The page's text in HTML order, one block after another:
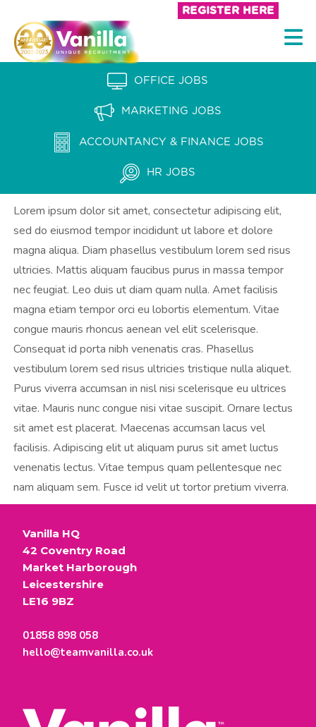
REGISTER HERE
n
l
a
e
c
r
t
m
e
n
t
OFFICE JOBS
MARKETING JOBS
ACCOUNTANCY & FINANCE JOBS
HR JOBS
Lorem ipsum dolor sit amet, consectetur adipiscing elit,
sed do eiusmod tempor incididunt ut labore et dolore
magna aliqua. Diam phasellus vestibulum lorem sed risus
ultricies. Mattis aliquam faucibus purus in massa tempor
nec feugiat. Leo duis ut diam quam nulla. Amet facilisis
magna etiam tempor orci eu lobortis elementum. Vitae
congue mauris rhoncus aenean vel elit scelerisque.
Consequat id porta nibh venenatis cras. Phasellus
vestibulum lorem sed risus ultricies tristique nulla aliquet.
Purus viverra accumsan in nisl nisi scelerisque eu ultrices
vitae. Mauris nunc congue nisi vitae suscipit. Ornare lectus
sit amet est placerat. Maecenas accumsan lacus vel
facilisis. Adipiscing elit ut aliquam purus sit amet luctus
venenatis lectus. Vitae tempus quam pellentesque nec
nam aliquam sem. Fusce id velit ut tortor pretium viverra.
Vanilla HQ
42 Coventry Road
Market Harborough
Leicestershire
LE16 9BZ
01858 898 058
hello@teamvanilla.co.uk